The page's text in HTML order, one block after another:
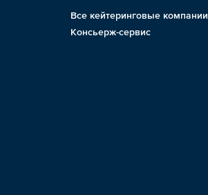
Все кейтеринговые компании
Консьерж-сервис